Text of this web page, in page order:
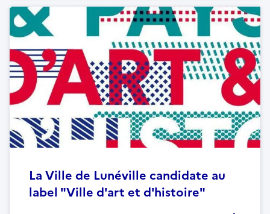
La Ville de Lunéville candidate au
label "Ville d'art et d'histoire"